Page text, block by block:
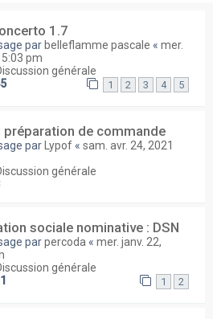
1.7
par belleflamme pascale « mer.
pm
générale
1 2 3 4 5
préparation de commande
par Lypof « sam. avr. 24, 2021
générale
sociale nominative : DSN
parpercoda « mer. janv. 22,
générale
1 2